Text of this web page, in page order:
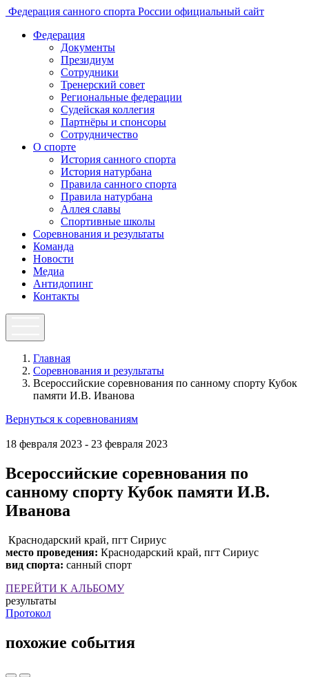
Федерация санного спорта России официальный сайт
Федерация
Документы
Президиум
Сотрудники
Тренерский совет
Региональные федерации
Судейская коллегия
Партнёры и спонсоры
Сотрудничество
О спорте
История санного спорта
История натурбана
Правила санного спорта
Правила натурбана
Аллея славы
Спортивные школы
Соревнования и результаты
Команда
Новости
Медиа
Антидопинг
Контакты
Главная
Соревнования и результаты
Всероссийские соревнования по санному спорту Кубок
памяти И.В. Иванова
Вернуться к соревнованиям
18 февраля 2023 - 23 февраля 2023
Всероссийские соревнования по
санному спорту Кубок памяти И.В.
Иванова
Краснодарский край, пгт Сириус
место проведения: Краснодарский край, пгт Сириус
вид спорта: санный спорт
ПЕРЕЙТИ К АЛЬБОМУ
результаты
Протокол
похожие события